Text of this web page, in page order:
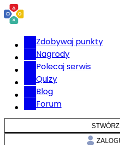
Zdobywaj punkty
Nagrody
Polecaj serwis
Quizy
Blog
Forum